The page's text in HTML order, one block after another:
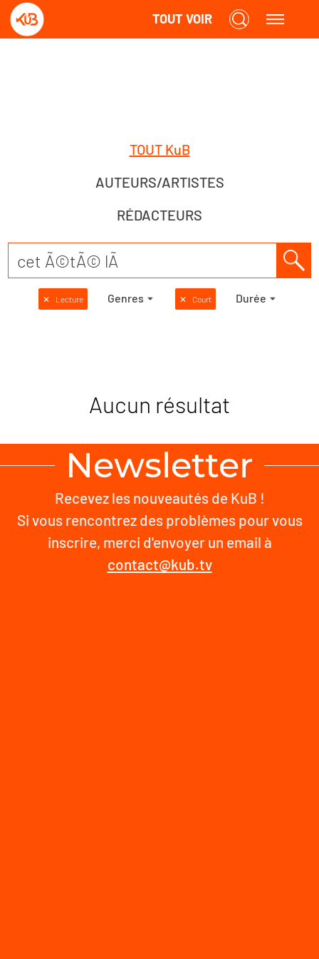
TOUT VOIR
TOUT KuB
AUTEURS/ARTISTES
RÉDACTEURS
✕ Lecture Genres ✕ Court Durée
Aucun résultat
Newsletter
Recevez les nouveautés de KuB !
Si vous rencontrez des problèmes pour vous
inscrire, merci d'envoyer un email à
contact@kub.tv